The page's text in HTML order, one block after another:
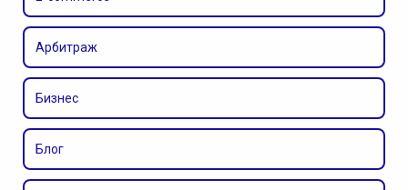
Арбитраж
Бизнес
Блог